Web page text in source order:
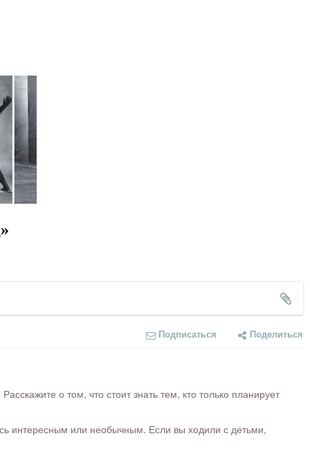
Подписаться Поделиться
о том, что стоит знать тем, кто только планирует
интересным или необычным. Если вы ходили с детьми,